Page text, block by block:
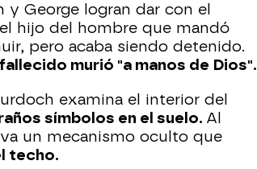
George logran dar con el
hijo del hombre que mandó
pero acaba siendo detenido.
murió "a manos de Dios".
examina el interior del
símbolos en el suelo. Al
un mecanismo oculto que
techo.